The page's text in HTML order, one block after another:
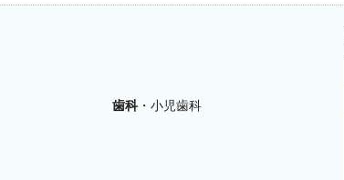
歯科・小児歯科